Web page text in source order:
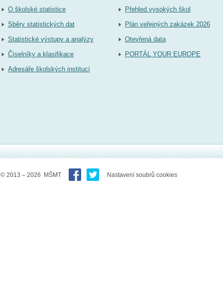
O školské statistice
Sběry statistických dat
Statistické výstupy a analýzy
Číselníky a klasifikace
Adresáře školských institucí
Přehled vysokých škol
Plán veřejných zakázek 2026
Otevřená data
PORTÁL YOUR EUROPE
© 2013 – 2026 MŠMT Nastavení soubrů cookies